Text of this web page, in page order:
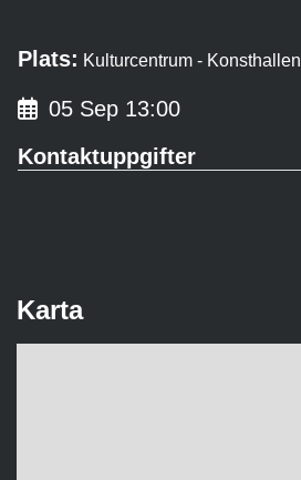
Plats: Kulturcentrum - Konsthallen
05 Sep 13:00
Kontaktuppgifter
Karta